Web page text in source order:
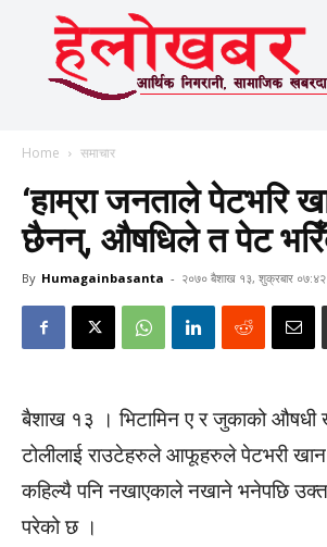
Home समाचार
‘हाम्रा जनताले पेटभरि
छैनन्, औषधिले त पेट
By Humagainbasanta - २०७० बैशाख १३, शुक्रबार ०७:४२
बैशाख १३ । भिटामिन ए र जुकाको औषधी
टोलीलाई राउटेहरुले आफूहरुले पेटभरी
कहिल्यै पनि नखाएकाले नखाने भनेपछि
परेको छ ।